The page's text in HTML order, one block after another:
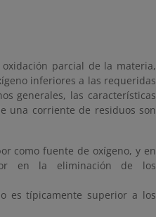
parcial de la materia,
inferiores a las requeridas
generales, las características
una corriente de residuos son
como fuente de oxígeno, y en
en la eliminación de los
es típicamente superior a los